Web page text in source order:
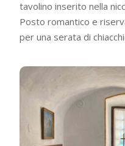
tavolino inserito nella
Posto romantico e
per una serata di